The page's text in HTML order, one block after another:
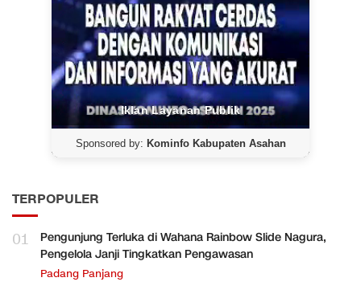
Iklan Layanan Publik
Sponsored by: Kominfo Kabupaten Asahan
TERPOPULER
01
Pengunjung Terluka di Wahana Rainbow Slide Nagura,
Pengelola Janji Tingkatkan Pengawasan
Padang Panjang